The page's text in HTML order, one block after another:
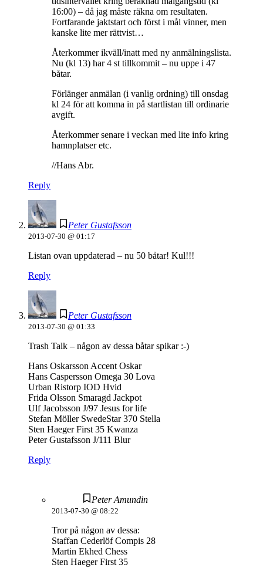
16:00) – då jag måste räkna om resultaten.
Fortfarande jaktstart och först i mål vinner, men
kanske lite mer rättvist…
Återkommer ikväll/inatt med ny anmälningslista.
Nu (kl 13) har 4 st tillkommit – nu uppe i 47
båtar.
Förlänger anmälan (i vanlig ordning) till onsdag
kl 24 för att komma in på startlistan till ordinarie
avgift.
Återkommer senare i veckan med lite info kring
hamnplatser etc.
//Hans Abr.
Reply
Peter Gustafsson
2013-07-30 @ 01:17
Listan ovan uppdaterad – nu 50 båtar! Kul!!!
Reply
Peter Gustafsson
2013-07-30 @ 01:33
Trash Talk – någon av dessa båtar spikar :-)
Hans Oskarsson Accent Oskar
Hans Caspersson Omega 30 Lova
Urban Ristorp IOD Hvid
Frida Olsson Smaragd Jackpot
Ulf Jacobsson J/97 Jesus for life
Stefan Möller SwedeStar 370 Stella
Sten Haeger First 35 Kwanza
Peter Gustafsson J/111 Blur
Reply
Peter Amundin
2013-07-30 @ 08:22
Tror på någon av dessa:
Staffan Cederlöf Compis 28
Martin Ekhed Chess
Sten Haeger First 35